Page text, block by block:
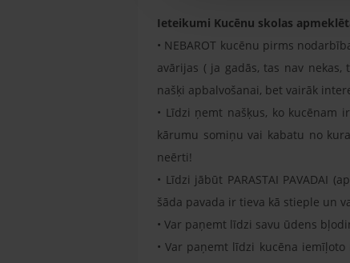
Ieteikumi Kucēnu skolas
• NEBAROT kucēnu pirms
avārijas ( ja gadās, tas nav
našķi apbalvošanai, bet vairāk
• Līdzi ņemt našķus, ko kucēnam
kārumu somiņu vai kabatu no
neērti!
• Līdzi jābūt PARASTAI PAVADAI
šāda pavada ir tieva kā stieple un
• Var paņemt līdzi savu ūdens
• Var paņemt līdzi kucēna